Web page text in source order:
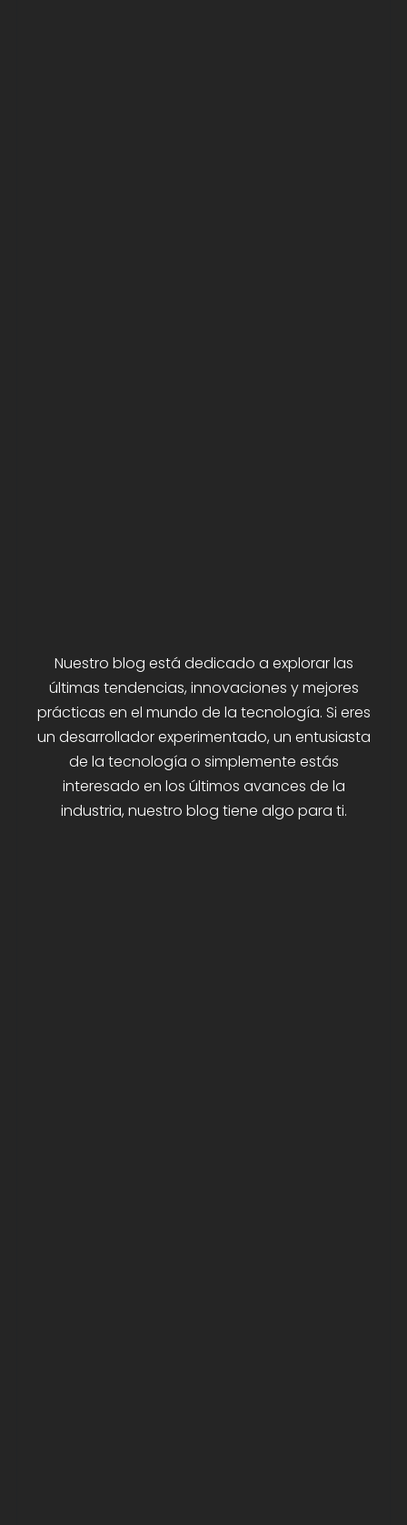
Nuestro blog está dedicado a explorar las
últimas tendencias, innovaciones y mejores
prácticas en el mundo de la tecnología. Si eres
un desarrollador experimentado, un entusiasta
de la tecnología o simplemente estás
interesado en los últimos avances de la
industria, nuestro blog tiene algo para ti.